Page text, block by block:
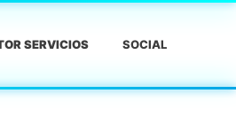
SERVICIOS SOCIAL